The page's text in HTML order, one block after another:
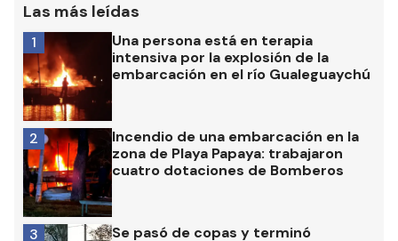
Las más leídas
Una persona está en terapia
intensiva por la explosión de la
embarcación en el río Gualeguaychú
1
Incendio de una embarcación en la
zona de Playa Papaya: trabajaron
cuatro dotaciones de Bomberos
2
Se pasó de copas y terminó
3